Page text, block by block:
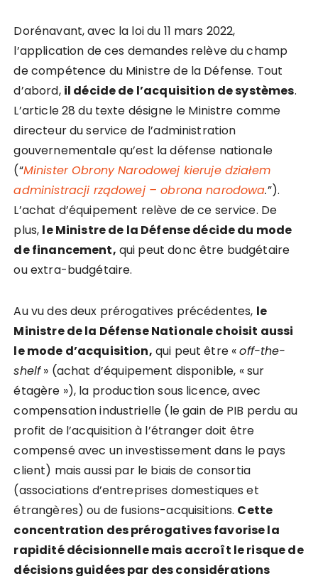
Dorénavant, avec la loi du 11 mars 2022,
l’application de ces demandes relève du champ
de compétence du Ministre de la Défense. Tout
d’abord, il décide de l’acquisition de systèmes.
L’article 28 du texte désigne le Ministre comme
directeur du service de l’administration
gouvernementale qu’est la défense nationale
(“Minister Obrony Narodowej kieruje działem
administracji rządowej – obrona narodowa.”).
L’achat d’équipement relève de ce service. De
plus, le Ministre de la Défense décide du mode
de financement, qui peut donc être budgétaire
ou extra-budgétaire.
Au vu des deux prérogatives précédentes, le
Ministre de la Défense Nationale choisit aussi
le mode d’acquisition, qui peut être «off-the-
shelf» (achat d’équipement disponible, « sur
étagère »), la production sous licence, avec
compensation industrielle (le gain de PIB perdu au
profit de l’acquisition à l’étranger doit être
compensé avec un investissement dans le pays
client) mais aussi par le biais de consortia
(associations d’entreprises domestiques et
étrangères) ou de fusions-acquisitions. Cette
concentration des prérogatives favorise la
rapidité décisionnelle mais accroît le risque de
décisions guidées par des considérations